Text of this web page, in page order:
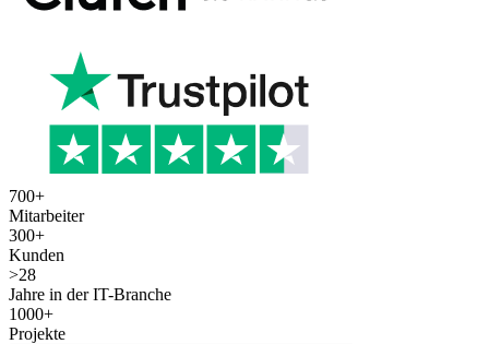
700+
Mitarbeiter
300+
Kunden
>28
Jahre in der IT-Branche
1000+
Projekte